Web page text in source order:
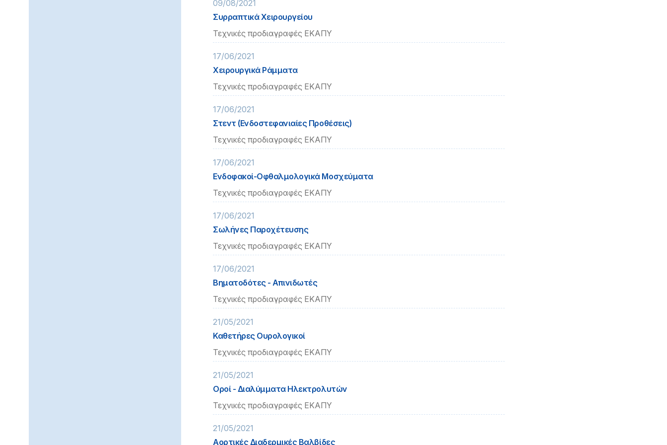
09/08/2021
Συρραπτικά Χειρουργείου
Τεχνικές προδιαγραφές ΕΚΑΠΥ
17/06/2021
Χειρουργικά Ράμματα
Τεχνικές προδιαγραφές ΕΚΑΠΥ
17/06/2021
Στεντ (Ενδοστεφανιαίες Προθέσεις)
Τεχνικές προδιαγραφές ΕΚΑΠΥ
17/06/2021
Ενδοφακοί-Οφθαλμολογικά Μοσχεύματα
Τεχνικές προδιαγραφές ΕΚΑΠΥ
17/06/2021
Σωλήνες Παροχέτευσης
Τεχνικές προδιαγραφές ΕΚΑΠΥ
17/06/2021
Βηματοδότες - Απινιδωτές
Τεχνικές προδιαγραφές ΕΚΑΠΥ
21/05/2021
Καθετήρες Ουρολογικοί
Τεχνικές προδιαγραφές ΕΚΑΠΥ
21/05/2021
Οροί - Διαλύμματα Ηλεκτρολυτών
Τεχνικές προδιαγραφές ΕΚΑΠΥ
21/05/2021
Αορτικές Διαδερμικές Βαλβίδες